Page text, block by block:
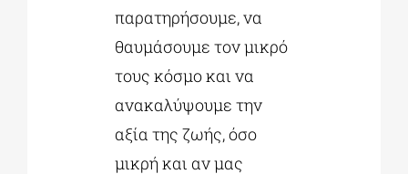
παρατηρήσουμε, να
θαυμάσουμε τον μικρό
τους κόσμο και να
ανακαλύψουμε την
αξία της ζωής, όσο
μικρή και αν μας